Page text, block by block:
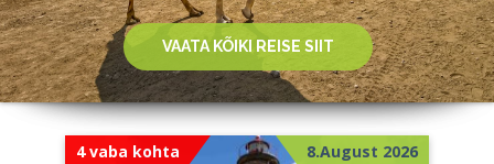
VAATA KÕIKI REISE SIIT
8.August 2026
4 vaba kohta